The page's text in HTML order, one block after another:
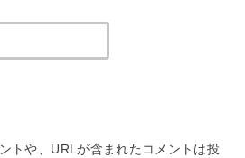
トや、URLが含まれたコメントは投